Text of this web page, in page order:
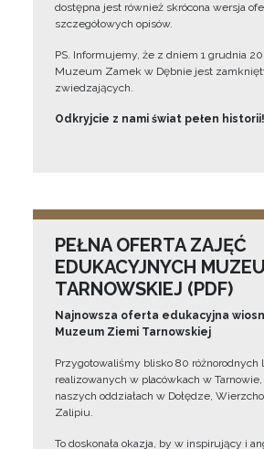
dostępna jest również skrócona wersja
szczegółowych opisów.
PS. Informujemy, że z dniem 1 grudnia
Muzeum Zamek w Dębnie jest
zwiedzających.
Odkryjcie z nami świat pełen historii!
PEŁNA OFERTA ZAJĘĆ
EDUKACYJNYCH
TARNOWSKIEJ (PDF)
Najnowsza oferta edukacyjna
Muzeum Ziemi Tarnowskiej
Przygotowaliśmy blisko 80
realizowanych w placówkach w
naszych oddziałach w Dołędze,
Zalipiu.
To doskonała okazja, by w inspirujący i